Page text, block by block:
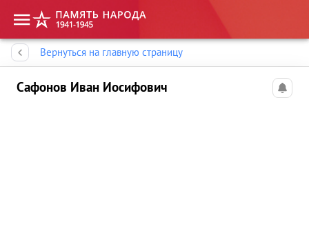
Вернуться на главную страницу
Сафонов Иван Иосифович
Память народа